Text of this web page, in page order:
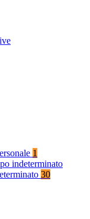
1
indeterminato
30